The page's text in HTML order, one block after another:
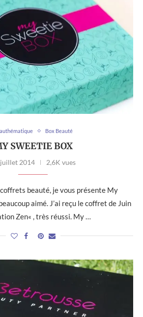
Box Beauté
SWEETIE BOX
2014 2,6K vues
beauté, je vous présente My
aimé. J’ai reçu le coffret de Juin
Zen« , très réussi. My …